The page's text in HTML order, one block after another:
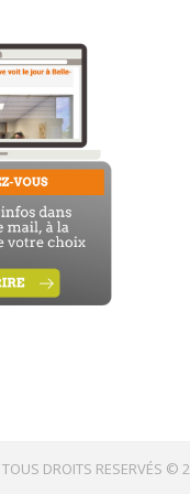
TOUS DROITS RESERVÉS ©